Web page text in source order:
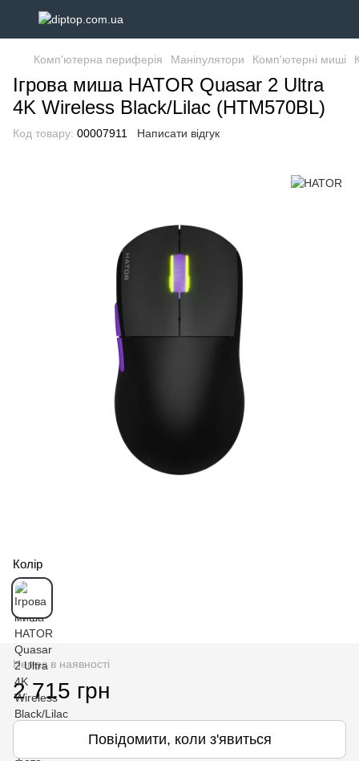
Комп'ютерна периферія Маніпулятори Комп'ютерні миші
Ігрова миша HATOR Quasar 2 Ultra
4K Wireless Black/Lilac (HTM570BL)
Код товару: 00007911 Написати відгук
Колір
Немає в наявності
2 715 грн
Повідомити, коли з'явиться